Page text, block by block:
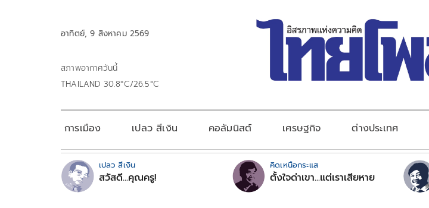
อาทิตย์, 9 สิงหาคม 2569
สภาพอากาศวันนี้
THAILAND 30.8°C/26.5°C
การเมือง เปลว สีเงิน คอลัมนิสต์ เศรษฐกิจ ต่างประเทศ
เปลว สีเงิน
สวัสดี...คุณครู!
คิดเหนือกระแส
ตั้งใจด่าเขา...แต่เราเสียหาย